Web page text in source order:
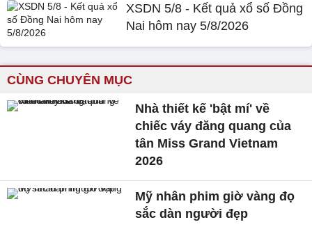
XSDN 5/8 - Kết quả xổ số Đồng
Nai hôm nay 5/8/2026
CÙNG CHUYÊN MỤC
Nhà thiết kế 'bật mí' về
chiếc váy đăng quang của
tân Miss Grand Vietnam
2026
Mỹ nhân phim giờ vàng đọ
sắc dàn người đẹp